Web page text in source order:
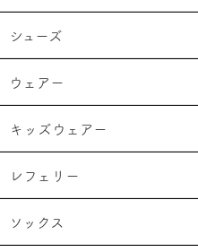
シューズ
ウェアー
キッズウェアー
レフェリー
ソックス